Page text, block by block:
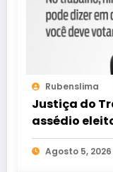
Rubenslima
Justiça do
assédio
voto livre
Agosto 5, 2026